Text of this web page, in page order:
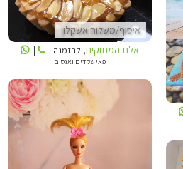
איסוף/משלוח אשקלון
אלת המתוקים, להזמנה: |
פאי שקדים ואגסים